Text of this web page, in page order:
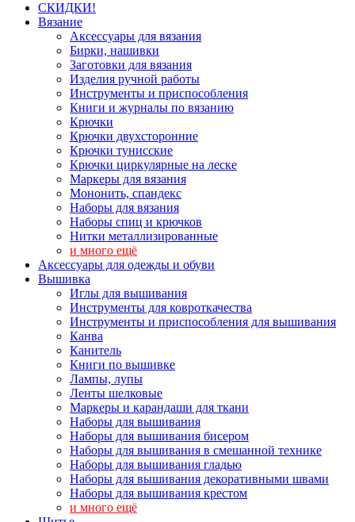
СКИДКИ!
Вязание
Аксессуары для вязания
Бирки, нашивки
Заготовки для вязания
Изделия ручной работы
Инструменты и приспособления
Книги и журналы по вязанию
Крючки
Крючки двухсторонние
Крючки тунисские
Крючки циркулярные на леске
Маркеры для вязания
Мононить, спандекс
Наборы для вязания
Наборы спиц и крючков
Нитки металлизированные
и много ещё
Аксессуары для одежды и обуви
Вышивка
Иглы для вышивания
Инструменты для ковроткачества
Инструменты и приспособления для вышивания
Канва
Канитель
Книги по вышивке
Лампы, лупы
Ленты шелковые
Маркеры и карандаши для ткани
Наборы для вышивания
Наборы для вышивания бисером
Наборы для вышивания в смешанной технике
Наборы для вышивания гладью
Наборы для вышивания декоративными швами
Наборы для вышивания крестом
и много ещё